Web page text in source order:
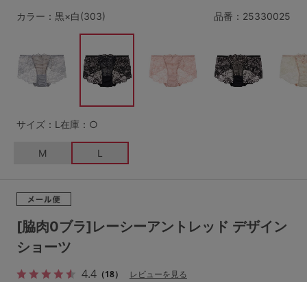
F65 F70
H70 H75
M
L LL
S-CD S-EF
M-AB M-CD
L-AB L-CD L-EF
LL-EF
～999円 1,000～1,999円
4,000円～
セールアイテムから探す
セールアイテム
その他から探す
お気に入り
品番： 25330025
[脇肉0ブラ]レーシーアントレッド デザイン
ショーツ
4.4（18） レビューを見る
カラー：黒×白(303)
サイズ：L 在庫：○
M L